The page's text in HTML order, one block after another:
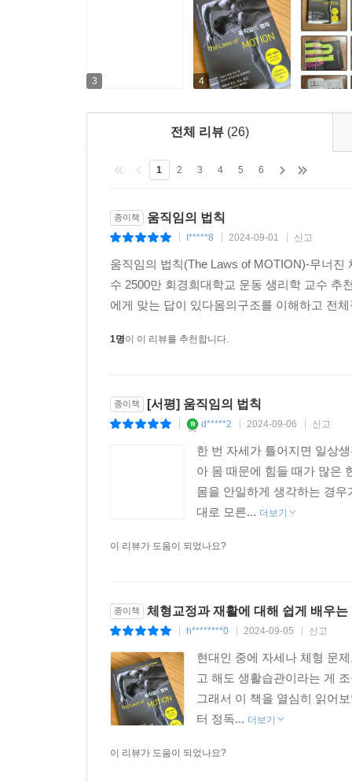
저자는 발바닥을 오므렸다가 펴는 법, 발가락을
엎드려서 골반을 풀어주는 법 등 간단하고 실천
운동법은 이 책에 고스란히 담겨있다. 책을 읽으
추천평
강직성 척추염으로 인한 통증으로 12년 동안 힘
어떤 통증을 일으키는지, 통증을 없애기 위해서
주셨습니다. 그리고 체득할 수 있는 방법을 가르쳐
사소해 보이지만 통증을 유발할 수 있는 자신의
단단히 다져준 내용들이 책으로 나와 정말 기쁩
- 공민정(대학원생)
원인을 알 수 없는 허리 통증을 고치기 위해 여러
있다. 저자는 풍부한 경험과 이론을 겸비한 이
- 장재석(수험생)
3 4
전체 리뷰 (26)
1 2 3 4 5 6
종이책 움직임의 법칙
I*****8 2024-09-01 신고
움직임의 법칙(The Laws of MOTION)-무너
수 2500만 회경희대학교 운동 생리학 교수 추
에게 맞는 답이 있다몸의구조를 이해하고 전
1명이 이 리뷰를 추천합니다.
종이책 [서평] 움직임의 법칙
d*****2 2024-09-06 신고
한 번 자세가 틀어지면 일상
아 몸 때문에 힘들 때가 많은
몸을 안일하게 생각하는 경
대로 모른... 더보기
이 리뷰가 도움이 되었나요?
종이책 체형교정과 재활에 대해 쉽게 배우는
h********0 2024-09-05 신고
현대인 중에 자세나 체형 문
고 해도 생활습관이라는 게
그래서 이 책을 열심히 읽어
터 정독... 더보기
이 리뷰가 도움이 되었나요?